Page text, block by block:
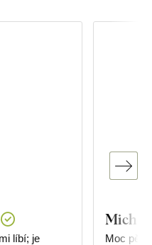
líbí; je
Michal
Moc